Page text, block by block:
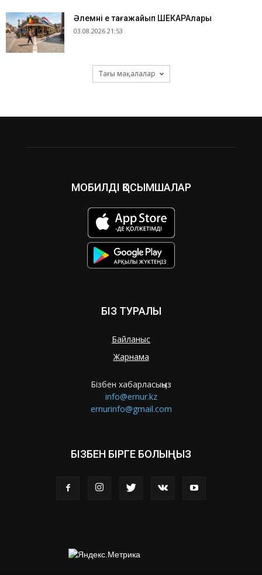
​Әлемнің ең таңғажайып ШЕКАРАлары
03.08.2026 21:53
Тағы мақалалар
МОБИЛДІ ҚОСЫМШАЛАР
БІЗ ТУРАЛЫ
Байланыс
Жарнама
Бізбен хабарласыңыз
info@ernur.kz
ernurinfo@gmail.com
БІЗБЕН БІРГЕ БОЛЫҢЫЗ